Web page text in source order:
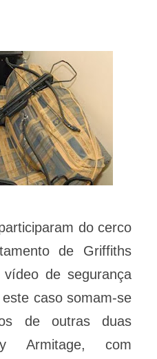
do cerco
de Griffiths
de segurança
caso somam-se
de outras duas
Armitage, com